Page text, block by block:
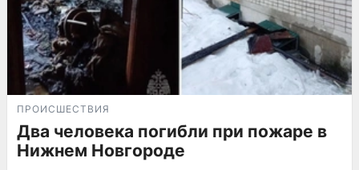
ПРОИСШЕСТВИЯ
Два человека погибли при пожаре в
Нижнем Новгороде